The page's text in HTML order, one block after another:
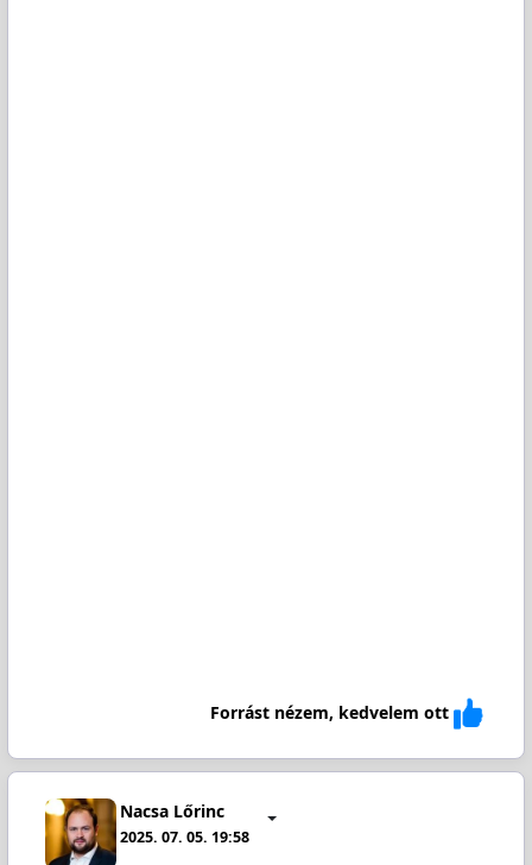
Forrást nézem, kedvelem ott
Nacsa Lőrinc
2025. 07. 05. 19:58